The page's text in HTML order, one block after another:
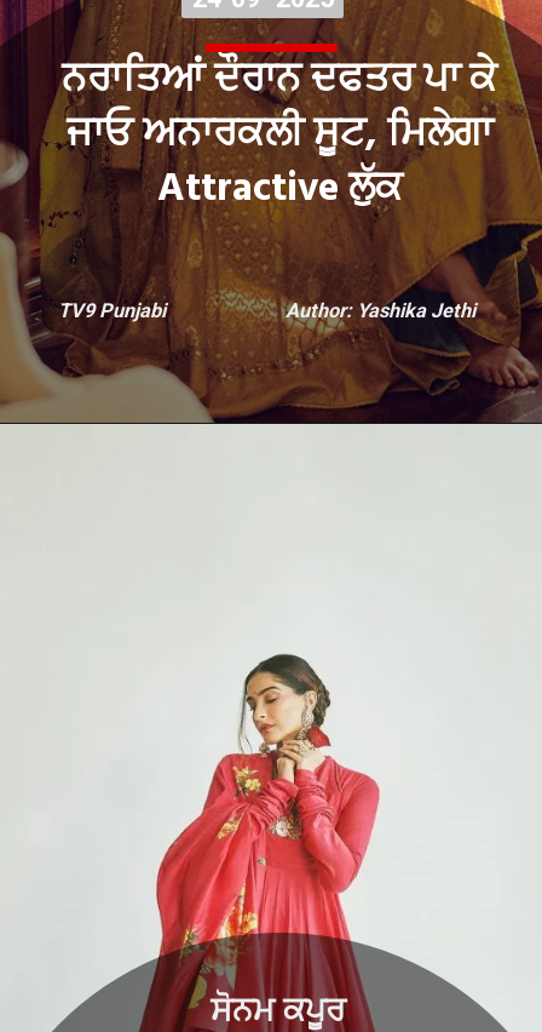
ਨਰਾਤਿਆਂ ਦੌਰਾਨ ਦਫਤਰ ਪਾ ਕੇ
ਜਾਓ ਅਨਾਰਕਲੀ ਸੂਟ, ਮਿਲੇਗਾ
Attractive ਲੁੱਕ
TV9 Punjabi Author: Yashika Jethi